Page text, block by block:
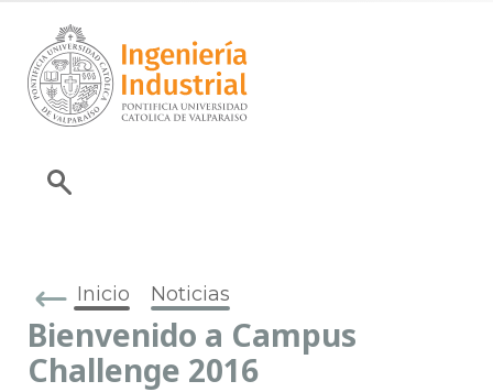
Inicio Noticias
Bienvenido a Campus
Challenge 2016